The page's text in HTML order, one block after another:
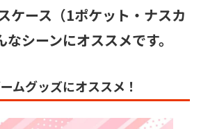
ケース（1ポケット・ナスカ
シーンにオススメです。
ムグッズにオススメ！